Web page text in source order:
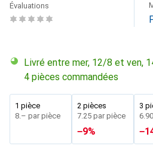
Évaluations
Livré entre mer, 12/8 et ven,
4 pièces commandées
1 pièce
CHF
8.– par pièce
2 pièces
CHF
7.25 par pièce
−9%
3
CHF
6.90
−